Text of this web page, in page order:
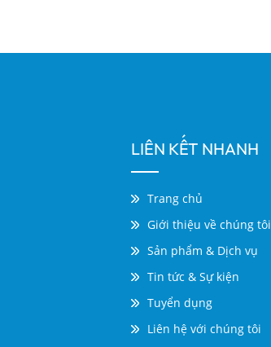
LIÊN KẾT NHANH
Trang chủ
Giới thiệu về chúng tôi
Sản phẩm & Dịch vụ
Tin tức & Sự kiện
Tuyển dụng
Liên hệ với chúng tôi